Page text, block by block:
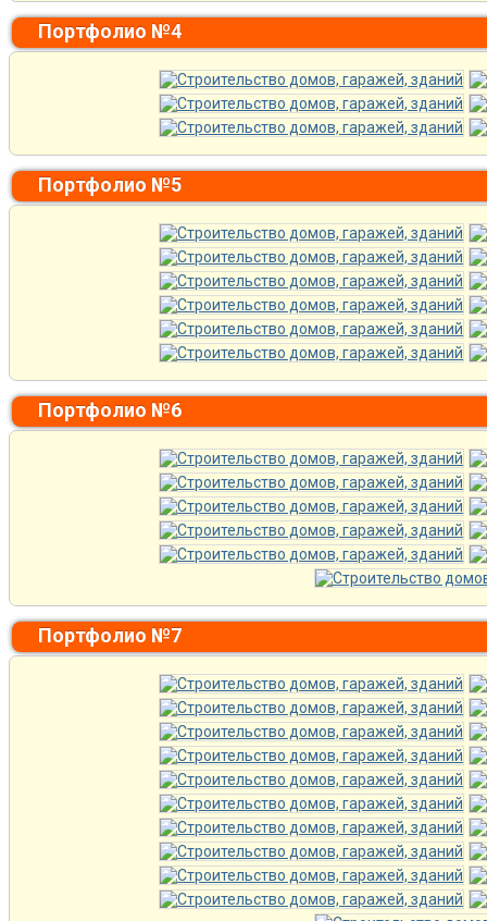
Портфолио №4
Портфолио №5
Портфолио №6
Портфолио №7